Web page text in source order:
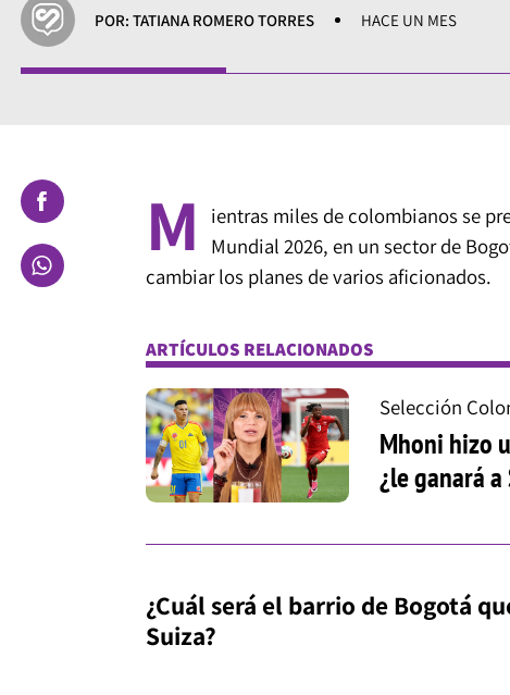
POR: TATIANA ROMERO TORRES HACE UN MES
M ientras miles de colombianos se
Mundial 2026, en un sector de
cambiar los planes de varios aficionados.
ARTÍCULOS RELACIONADOS
Selección
Mhoni hizo
¿le ganará
¿Cuál será el barrio de Bogotá
Suiza?